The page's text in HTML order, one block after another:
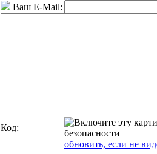
Ваш E-Mail:
Код:
обновить, если не